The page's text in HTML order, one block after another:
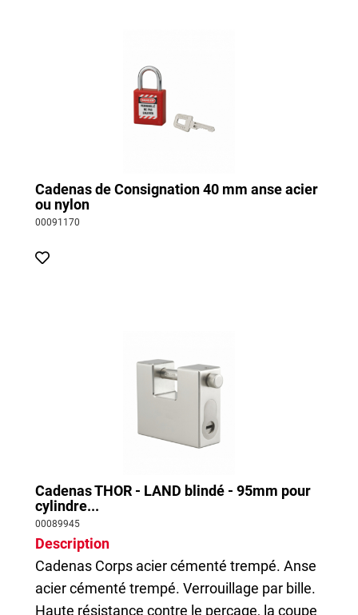
Cadenas de Consignation 40 mm anse acier
ou nylon
00091170
Cadenas THOR - LAND blindé - 95mm pour
cylindre...
00089945
Description
Cadenas Corps acier cémenté trempé. Anse
acier cémenté trempé. Verrouillage par bille.
Haute résistance contre le perçage, la coupe